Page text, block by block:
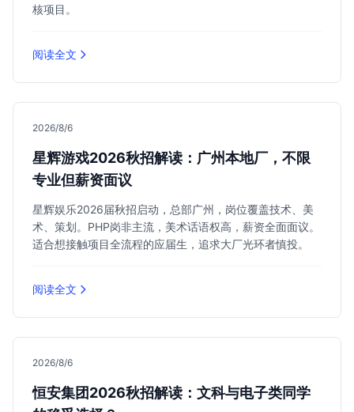
核项目。
阅读全文
2026/8/6
星辉游戏2026秋招解读：广州本地厂，不限
专业但薪资面议
星辉娱乐2026届秋招启动，总部广州，岗位覆盖技术、美
术、策划。PHP岗非主流，美术话语权高，薪资全面面议。
适合想接触项目全流程的应届生，追求大厂光环者慎投。
阅读全文
2026/8/6
恒安集团2026秋招解读：文科与电子类同学